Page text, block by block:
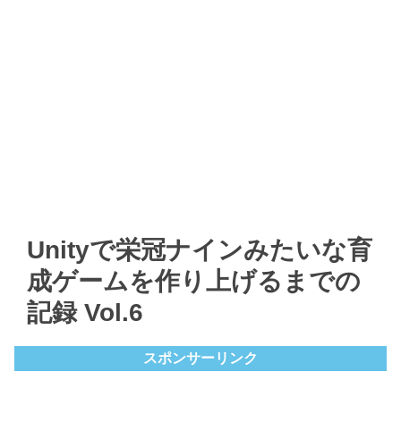
Unityで栄冠ナインみたいな育
成ゲームを作り上げるまでの
記録 Vol.6
スポンサーリンク